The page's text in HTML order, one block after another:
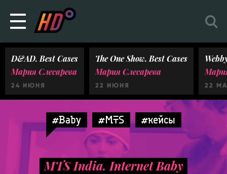
D&AD. Best Cases
Мария Слесарева
24 ИЮНЯ
The One Show. Best Cases
Мария Слесарева
22 ИЮНЯ 22
#Baby #MTS #кейсы
MTS India. Internet Baby